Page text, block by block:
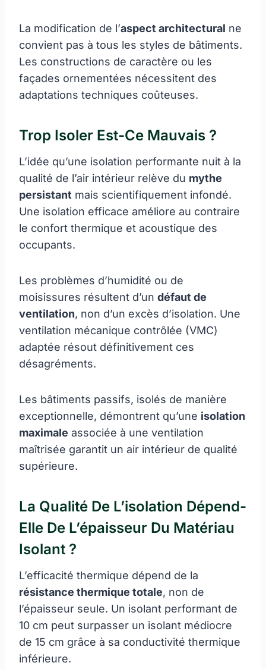
La modification de l’aspect architectural ne
convient pas à tous les styles de bâtiments.
Les constructions de caractère ou les
façades ornementées nécessitent des
adaptations techniques coûteuses.
Trop Isoler Est-Ce Mauvais ?
L’idée qu’une isolation performante nuit à la
qualité de l’air intérieur relève du mythe
persistant mais scientifiquement infondé.
Une isolation efficace améliore au contraire
le confort thermique et acoustique des
occupants.
Les problèmes d’humidité ou de
moisissures résultent d’un défaut de
ventilation, non d’un excès d’isolation. Une
ventilation mécanique contrôlée (VMC)
adaptée résout définitivement ces
désagréments.
Les bâtiments passifs, isolés de manière
exceptionnelle, démontrent qu’une isolation
maximale associée à une ventilation
maîtrisée garantit un air intérieur de qualité
supérieure.
La Qualité De L’isolation Dépend-
Elle De L’épaisseur Du Matériau
Isolant ?
L’efficacité thermique dépend de la
résistance thermique totale, non de
l’épaisseur seule. Un isolant performant de
10 cm peut surpasser un isolant médiocre
de 15 cm grâce à sa conductivité thermique
inférieure.